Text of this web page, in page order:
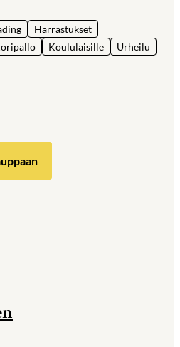
Harrastukset
Koululaisille Urheilu